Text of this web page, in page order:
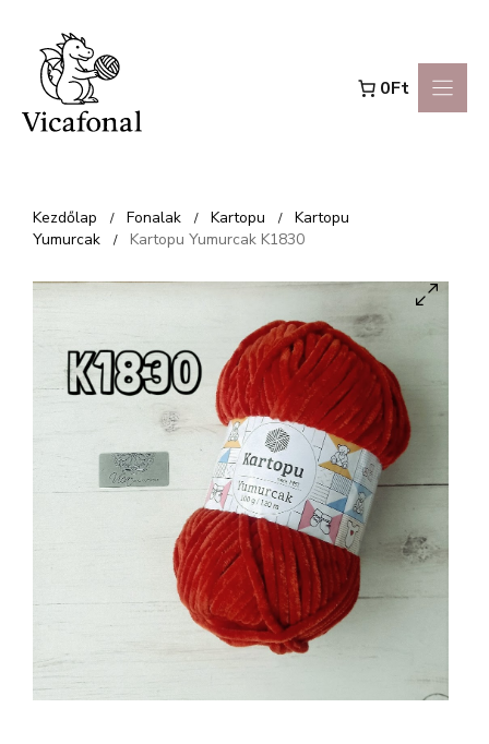
Kilépés
tartalomba
0Ft
Kezdőlap / Fonalak / Kartopu /
Kartopu
Yumurcak
/ Kartopu Yumurcak K1830